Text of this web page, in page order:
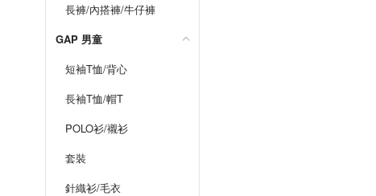
長褲/內搭褲/牛仔褲
GAP 男童
短袖T恤/背心
長袖T恤/帽T
POLO衫/襯衫
套裝
針織衫/毛衣